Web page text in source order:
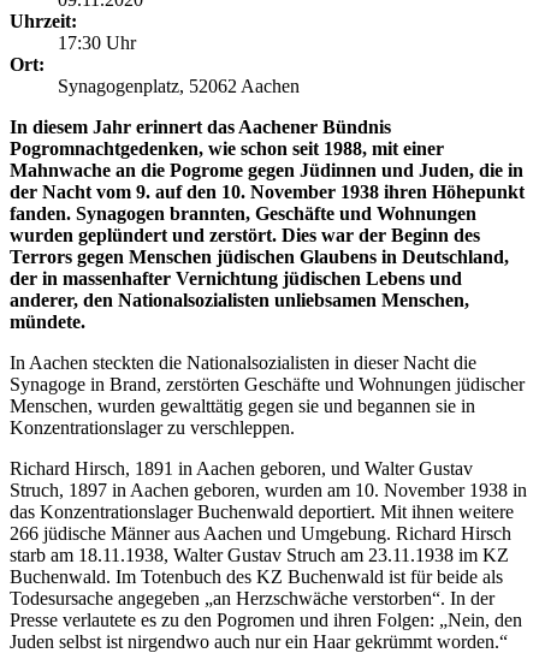
Uhrzeit:
17:30 Uhr
Ort:
Synagogenplatz, 52062 Aachen
In diesem Jahr erinnert das Aachener Bündnis
Pogromnachtgedenken, wie schon seit 1988, mit einer
Mahnwache an die Pogrome gegen Jüdinnen und Juden, die in
der Nacht vom 9. auf den 10. November 1938 ihren Höhepunkt
fanden. Synagogen brannten, Geschäfte und Wohnungen
wurden geplündert und zerstört. Dies war der Beginn des
Terrors gegen Menschen jüdischen Glaubens in Deutschland,
der in massenhafter Vernichtung jüdischen Lebens und
anderer, den Nationalsozialisten unliebsamen Menschen,
mündete.
In Aachen steckten die Nationalsozialisten in dieser Nacht die
Synagoge in Brand, zerstörten Geschäfte und Wohnungen jüdischer
Menschen, wurden gewalttätig gegen sie und begannen sie in
Konzentrationslager zu verschleppen.
Richard Hirsch, 1891 in Aachen geboren, und Walter Gustav
Struch, 1897 in Aachen geboren, wurden am 10. November 1938 in
das Konzentrationslager Buchenwald deportiert. Mit ihnen weitere
266 jüdische Männer aus Aachen und Umgebung. Richard Hirsch
starb am 18.11.1938, Walter Gustav Struch am 23.11.1938 im KZ
Buchenwald. Im Totenbuch des KZ Buchenwald ist für beide als
Todesursache angegeben „an Herzschwäche verstorben“. In der
Presse verlautete es zu den Pogromen und ihren Folgen: „Nein, den
Juden selbst ist nirgendwo auch nur ein Haar gekrümmt worden.“